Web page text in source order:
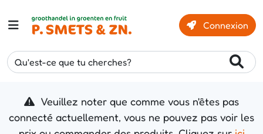
Connexion
Qu'est-ce que tu cherches?
Veuillez noter que comme vous n'êtes pas
connecté actuellement, vous ne pouvez pas voir les